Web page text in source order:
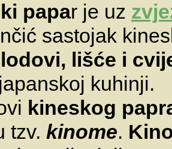
papar je uz
sastojak
lišće i
kuhinji.
kineskog
tzv. kinome.